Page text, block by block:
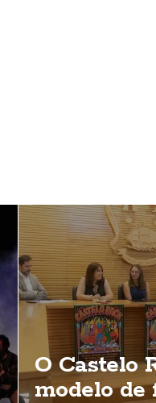
O Castelo
modelo